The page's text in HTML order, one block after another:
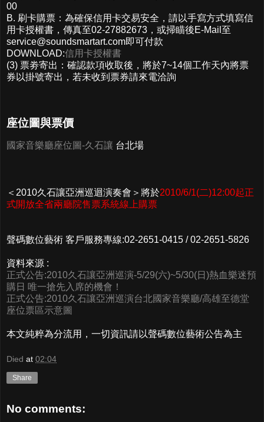
00
B. 刷卡購票：為確保信用卡交易安全，請以手寫方式填寫信
用卡授權書，傳真至02-27882673，或掃瞄後E-Mail至
service@soundsmartart.com即可付款
DOWNLOAD:信用卡授權書
(3) 票劵寄出：確認款項收取後，將於7~14個工作天內將票
券以掛號寄出，若未收到票券請來電洽詢
座位圖與票價
國家音樂廳座位圖-久石讓 台北場
＜2010久石讓亞洲巡迴演奏會＞將於2010/6/1(二)12:00起正
式開放全省兩廳院售票系統線上購票
聲碼數位藝術 客戶服務專線:02-2651-0415 / 02-2651-5826
資料來源 :
正式公告:2010久石讓亞洲巡演-5/29(六)~5/30(日)熱血樂迷預
購日 唯一搶先入席的機會！
正式公告:2010久石讓亞洲巡演台北國家音樂廳/高雄至德堂
座位票區示意圖
本文純粹為分流用，一切資訊請以聲碼數位藝術公告為主
Died at 02:04
Share
No comments: